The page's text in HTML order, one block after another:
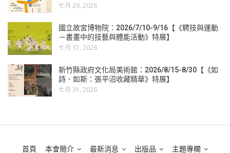
七月 29, 2026
國立故宮博物院：2026/7/10-9/16【《騁技與運動
－書畫中的技藝與體能活動》特展】
七月 31, 2026
新竹縣政府文化局美術館：2026/8/15-8/30【《如
詩．如斯：張平沼收藏精華》特展】
七月 31, 2026
首頁 本會簡介 最新消息 出版品 主題專欄